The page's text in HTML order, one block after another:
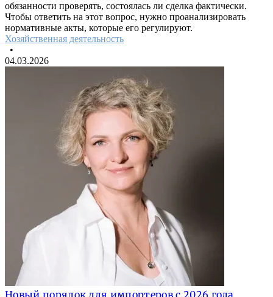
обязанности проверять, состоялась ли сделка фактически.
Чтобы ответить на этот вопрос, нужно проанализировать
нормативные акты, которые его регулируют.
Хозяйственная деятельность
•
04.03.2026